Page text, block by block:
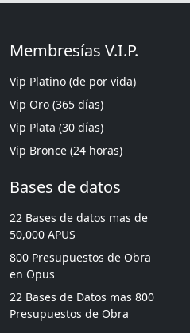
Membresías V.I.P.
Vip Platino (de por vida)
Vip Oro (365 días)
Vip Plata (30 días)
Vip Bronce (24 horas)
Bases de datos
22 Bases de datos mas de
50,000 APUS
800 Presupuestos de Obra
en Opus
22 Bases de Datos mas 800
Presupuestos de Obra